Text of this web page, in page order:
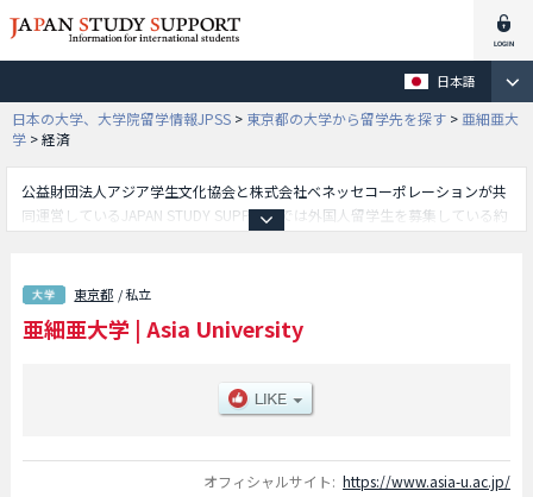
日本語
日本の大学、大学院留学情報JPSS > 東京都の大学から留学先を探す > 亜細亜大
学 >経済
公益財団法人アジア学生文化協会と株式会社ベネッセコーポレーションが共
同運営しているJAPAN STUDY SUPPORTでは外国人留学生を募集している約
部や法学部や国際関係学部や社会学部や留学生別科学部等、学部別情報や、
募集定員や合格者数など入試情報、施設案内、アクセスなど外国人留学生に
必要な情報を掲載しているので是非ご利用ください。
東京都 / 私立
亜細亜大学 | Asia University
オフィシャルサイト: https://www.asia-u.ac.jp/